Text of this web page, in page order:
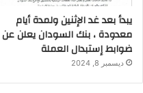
يبدأ بعد غد الإثنين ولمدة أيام
معدودة ، بنك السودان يعلن عن
ضوابط إستبدال العملة
ديسمبر 8, 2024